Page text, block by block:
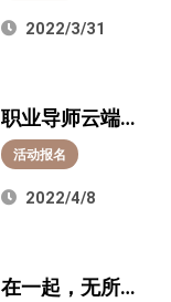
午10:00揭开谜
列活动】如何
贝尔的“橄榄
枝”？4月1日上
午10:00揭开谜
2022/3/31
职业导师云端
助力，跨“界”对
话不负春光
活动报名
2022/4/8
在一起，无所